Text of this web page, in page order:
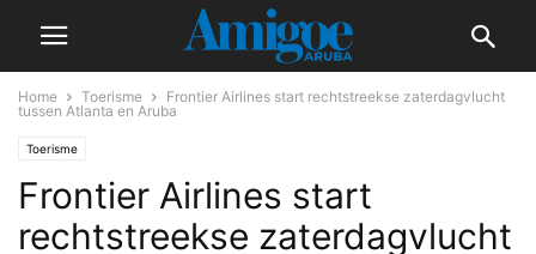
Home Toerisme
Frontier Airlines start rechtstreekse zaterdagvlucht
tussen Atlanta en Aruba
Toerisme
Frontier Airlines start
rechtstreekse zaterdagvlucht